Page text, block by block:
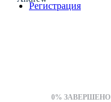
Регистрация
0% ЗАВЕРШЕНО